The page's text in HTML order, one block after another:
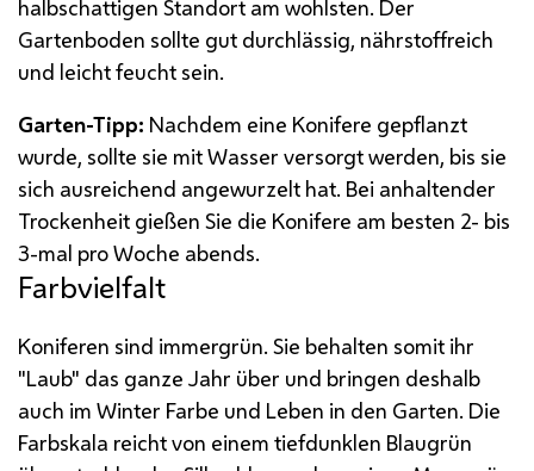
halbschattigen Standort am wohlsten. Der
Gartenboden sollte gut durchlässig, nährstoffreich
und leicht feucht sein.
Garten-Tipp: Nachdem eine Konifere gepflanzt
wurde, sollte sie mit Wasser versorgt werden, bis sie
sich ausreichend angewurzelt hat. Bei anhaltender
Trockenheit gießen Sie die Konifere am besten 2- bis
3-mal pro Woche abends.
Farbvielfalt
Koniferen sind immergrün. Sie behalten somit ihr
"Laub" das ganze Jahr über und bringen deshalb
auch im Winter Farbe und Leben in den Garten. Die
Farbskala reicht von einem tiefdunklen Blaugrün